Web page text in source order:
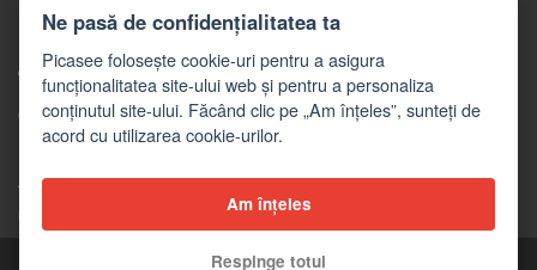
Reclamaţii
CONTACTE
Contacte
Formular de contact
Angro
Copyright © 2026 Picasee
Ne pasă de confidențialitatea ta
Picasee folosește cookie-uri pentru a asigura
funcționalitatea site-ului web și pentru a personaliza
conținutul site-ului. Făcând clic pe „Am înțeles”, sunteți de
acord cu utilizarea cookie-urilor.
Am înțeles
Respinge totul